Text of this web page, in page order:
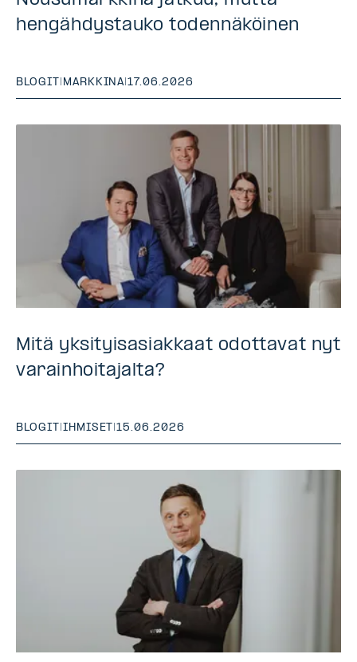
hengähdystauko todennäköinen
BLOGIT | MARKKINA|17.06.2026
Mitä yksityisasiakkaat odottavat nyt
varainhoitajalta?
BLOGIT IHMISET |15.06.2026